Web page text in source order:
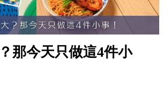
那今天只做這4件小